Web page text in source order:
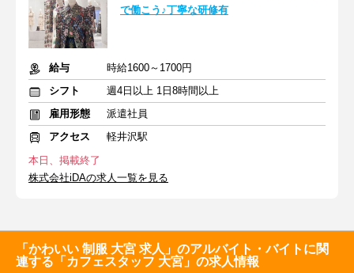
で働こう♪丁寧な研修有
給与
時給1600～1700円
シフト
週4日以上 1日8時間以上
雇用形態
派遣社員
アクセス
軽井沢駅
本日、掲載終了
株式会社iDAの求人一覧を見る
「かわいい 制服 大宮 求人」のアルバイト・バイトに関
連する「カフェスタッフ 大宮」の求人情報